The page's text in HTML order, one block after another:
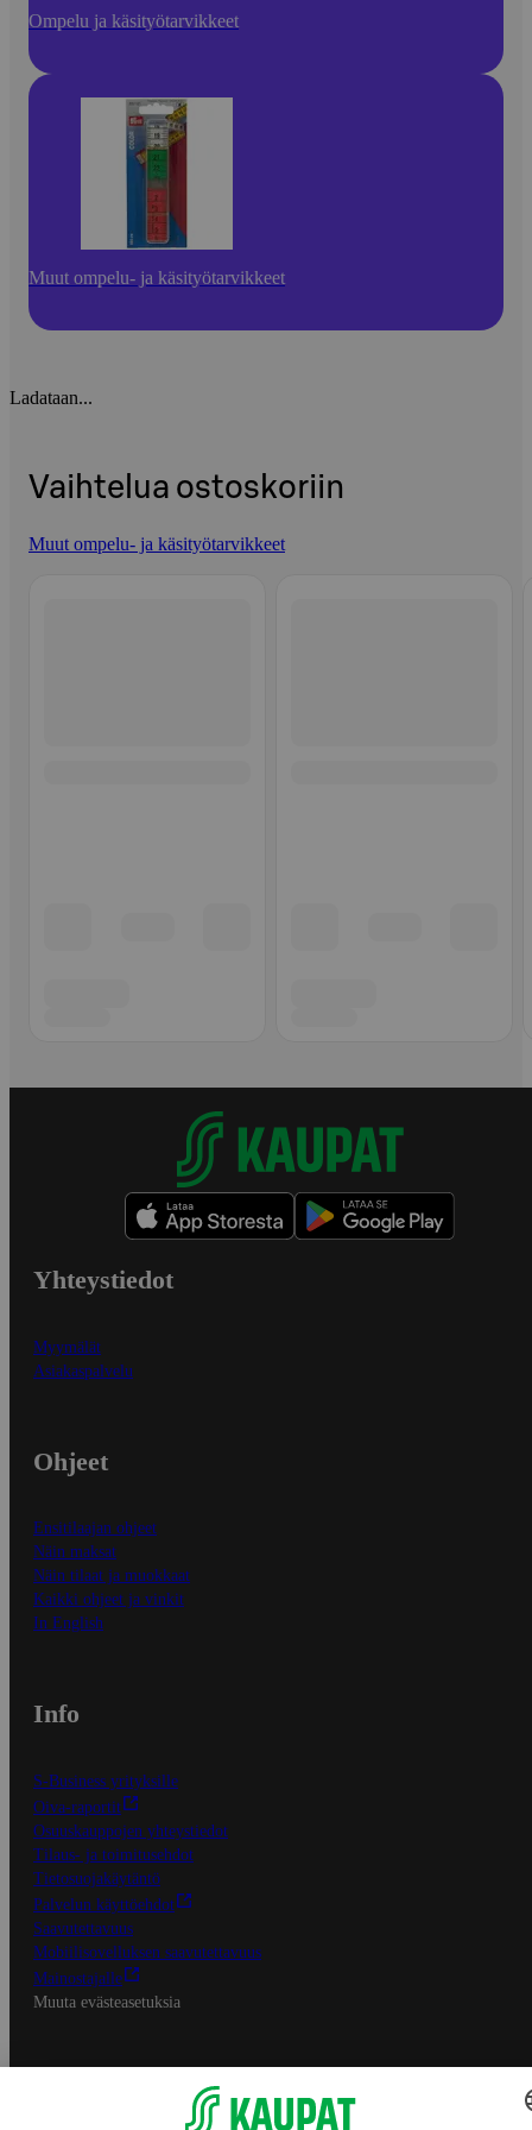
Ompelu ja käsityötarvikkeet
Muut ompelu- ja käsityötarvikkeet
Ladataan...
Vaihtelua ostoskoriin
Muut ompelu- ja käsityötarvikkeet
Yhteystiedot
Myymälät
Asiakaspalvelu
Ohjeet
Ensitilaajan ohjeet
Näin maksat
Näin tilaat ja muokkaat
Kaikki ohjeet ja vinkit
In English
Info
S-Business yrityksille
Oiva-raportit
Osuuskauppojen yhteystiedot
Tilaus- ja toimitusehdot
Tietosuojakäytäntö
Palvelun käyttöehdot
Saavutettavuus
Mobiilisovelluksen saavutettavuus
Mainostajalle
Muuta evästeasetuksia
S-ryhmän palvelut